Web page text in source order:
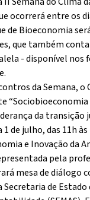
ocorrerá entre os
de Bioeconomia
que também
- disponível nos
da Semana, o
“Sociobioeconomia
da transição
de julho, das 11h às
e Inovação da
pela
mesa de diálogo
de Estado